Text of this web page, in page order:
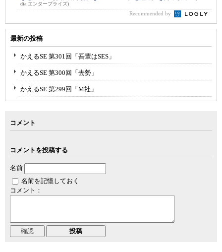
dia エンタープライズ)
Recommended by
最新の投稿
かえるSE 第301回「吾輩はSES」
かえるSE 第300回「去勢」
かえるSE 第299回「M社」
コメント
コメントを投稿する
名前
名前を記憶しておく
コメント：